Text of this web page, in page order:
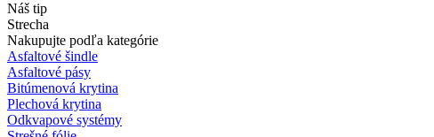
Náš tip
Strecha
Nakupujte podľa kategórie
Asfaltové šindle
Asfaltové pásy
Bitúmenová krytina
Plechová krytina
Odkvapové systémy